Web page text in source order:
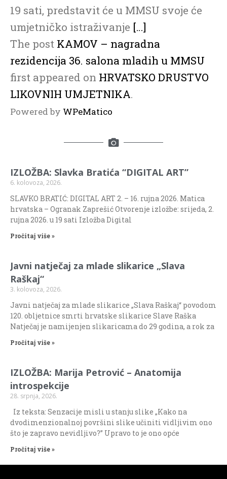
19 sati, predstavit će u MMSU svoje će
umjetničko istraživanje […]
The post KAMOV – nagradna
rezidencija 36. salona mladih u MMSU
first appeared on HRVATSKO DRUSTVO
LIKOVNIH UMJETNIKA.
Powered by WPeMatico
IZLOŽBA: Slavka Bratića “DIGITAL ART”
6. kolovoza, 2026.
SLAVKO BRATIĆ: DIGITAL ART 2. – 16. rujna 2026. Matica
hrvatska – Ogranak Zaprešić Otvorenje izložbe: srijeda, 2.
rujna 2026. u 19 sati Izložba Digital
Pročitaj više »
Javni natječaj za mlade slikarice „Slava
Raškaj“
3. kolovoza, 2026.
Javni natječaj za mlade slikarice „Slava Raškaj“ povodom
120. obljetnice smrti hrvatske slikarice Slave Raška
Natječaj je namijenjen slikaricama do 29 godina, a rok za
Pročitaj više »
IZLOŽBA: Marija Petrović – Anatomija
introspekcije
28. srpnja, 2026.
Iz teksta: Senzacije misli u stanju slike „Kako na
dvodimenzionalnoj površini slike učiniti vidljivim ono
što je zapravo nevidljivo?” Upravo to je ono opće
Pročitaj više »